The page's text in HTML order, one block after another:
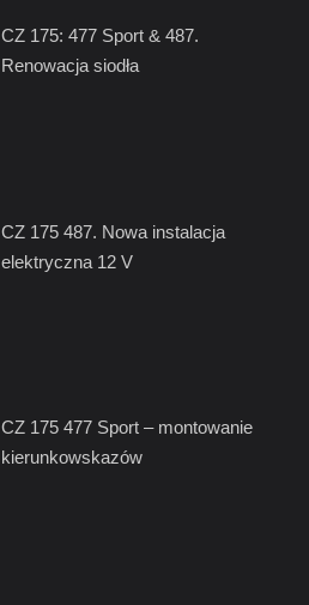
CZ 175: 477 Sport & 487.
Renowacja siodła
CZ 175 487. Nowa instalacja
elektryczna 12 V
CZ 175 477 Sport – montowanie
kierunkowskazów